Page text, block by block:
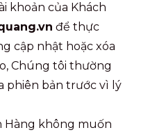
khoản của Khách
để thực
cập nhật hoặc xóa
Chúng tôi thường
phiên bản trước vì lý
Hàng không muốn